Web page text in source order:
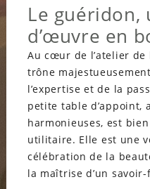
Le guéridon,
d’œuvre en
Au cœur de l’atelier de
trône
l’expertise et de la
petite table d’appoint,
harmonieuses, est
utilitaire. Elle est une
célébration de la
la maîtrise d’un